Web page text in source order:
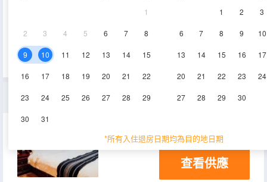
1
2 3 4 5 6 7 8
9 10 11 12 13 14 15
16 17 18 19 20 21 22
23 24 25 26 27 28 29
30 31
1
2 3
6 7 8 9 10
13 14 15 16 17
20 21 22 23 24
27 28 29 30
*所有入住退房日期均為目的地日期
25-35㎡ 2層
查看供應